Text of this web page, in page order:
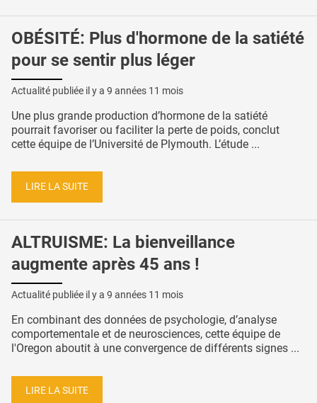
OBÉSITÉ: Plus d'hormone de la satiété
pour se sentir plus léger
Actualité publiée il y a 9 années 11 mois
Une plus grande production d’hormone de la satiété
pourrait favoriser ou faciliter la perte de poids, conclut
cette équipe de l’Université de Plymouth. L’étude ...
LIRE LA SUITE
ALTRUISME: La bienveillance
augmente après 45 ans !
Actualité publiée il y a 9 années 11 mois
En combinant des données de psychologie, d’analyse
comportementale et de neurosciences, cette équipe de
l'Oregon aboutit à une convergence de différents signes ...
LIRE LA SUITE